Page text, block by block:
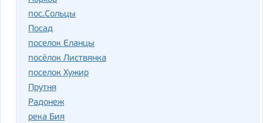
пос.Сольцы
Посад
поселок Еланцы
посёлок Листвянка
поселок Хужир
Прутня
Радонеж
река Бия